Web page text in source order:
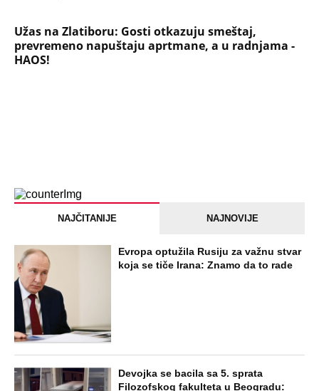
Užas na Zlatiboru: Gosti otkazuju smeštaj,
prevremeno napuštaju aprtmane, a u radnjama -
HAOS!
NAJČITANIJE NAJNOVIJE
Evropa optužila Rusiju za važnu stvar
koja se tiče Irana: Znamo da to rade
Devojka se bacila sa 5. sprata
Filozofskog fakulteta u Beogradu: